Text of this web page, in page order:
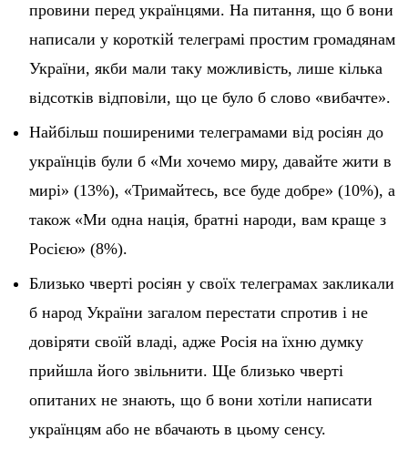
провини перед українцями. На питання, що б вони
написали у короткій телеграмі простим громадянам
України, якби мали таку можливість, лише кілька
відсотків відповіли, що це було б слово «вибачте».
Найбільш поширеними телеграмами від росіян до
українців були б «Ми хочемо миру, давайте жити в
мирі» (13%), «Тримайтесь, все буде добре» (10%), а
також «Ми одна нація, братні народи, вам краще з
Росією» (8%).
Близько чверті росіян у своїх телеграмах закликали
б народ України загалом перестати спротив і не
довіряти своїй владі, адже Росія на їхню думку
прийшла його звільнити. Ще близько чверті
опитаних не знають, що б вони хотіли написати
українцям або не вбачають в цьому сенсу.